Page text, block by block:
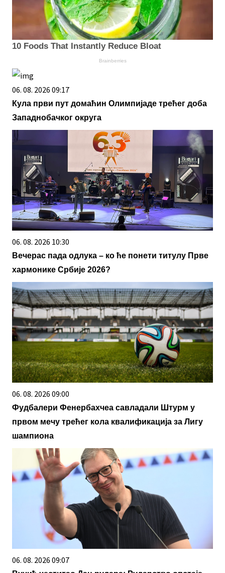
10 Foods That Instantly Reduce Bloat
Brainberries
05. 08. 2026 14:12
Koliko visoku temperaturu ljudsko telo može da
izdrži?
15. 07. 2026 07:44
Većina građana izgubi novac pre nego što stigne na
letovanje - ovih 7 troškova skoro niko ne planira
03. 08. 2026 07:31
25.000 kupaca već kupuje uz PerSu Extra. A ti?
Saznaj više